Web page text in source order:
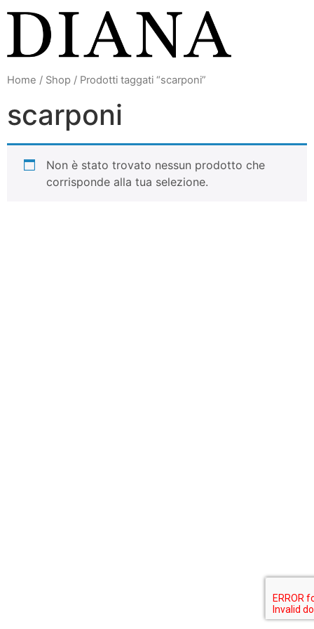
contenuto
Home / Shop / Prodotti taggati “scarponi”
scarponi
Non è stato trovato nessun prodotto che
corrisponde alla tua selezione.